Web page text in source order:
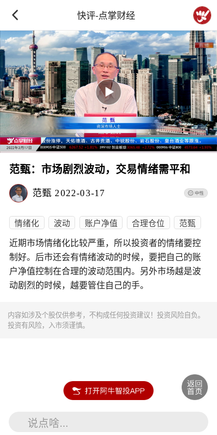
快评-点掌财经
范甄：市场剧烈波动，交易情绪需平和
范甄 2022-03-17
情绪化 波动 账户净值 合理仓位 范甄
近期市场情绪化比较严重，所以投资者的情绪要控
制好。后市还会有情绪波动的时候，要把自己的账
户净值控制在合理的波动范围内。另外市场越是波
动剧烈的时候，越要管住自己的手。
内容如涉及个股仅供参考，不构成任何投资建议！投资风险自负。
投资有风险，入市须谨慎。
说点啥...